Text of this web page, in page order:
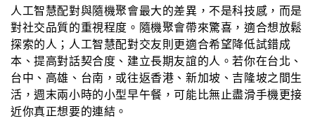
人工智慧配對與隨機聚會最大的差異，不是科技感，而是
對社交品質的重視程度。隨機聚會帶來驚喜，適合想放鬆
探索的人；人工智慧配對交友則更適合希望降低試錯成
本、提高對話契合度、建立長期友誼的人。若你在台北、
台中、高雄、台南，或往返香港、新加坡、吉隆坡之間生
活，週末兩小時的小型早午餐，可能比無止盡滑手機更接
近你真正想要的連結。